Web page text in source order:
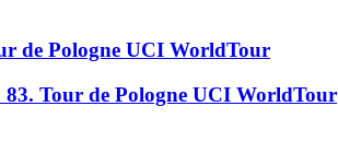
de Pologne UCI WorldTour
Tour de Pologne UCI WorldTour